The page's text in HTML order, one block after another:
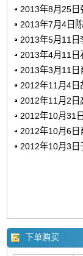
2013年8月25日
2013年7月4日
2013年5月11日
2013年4月11日
2013年3月11日
2012年11月4日
2012年11月2日
2012年10月31
2012年10月6日
2012年10月3日
下单购买